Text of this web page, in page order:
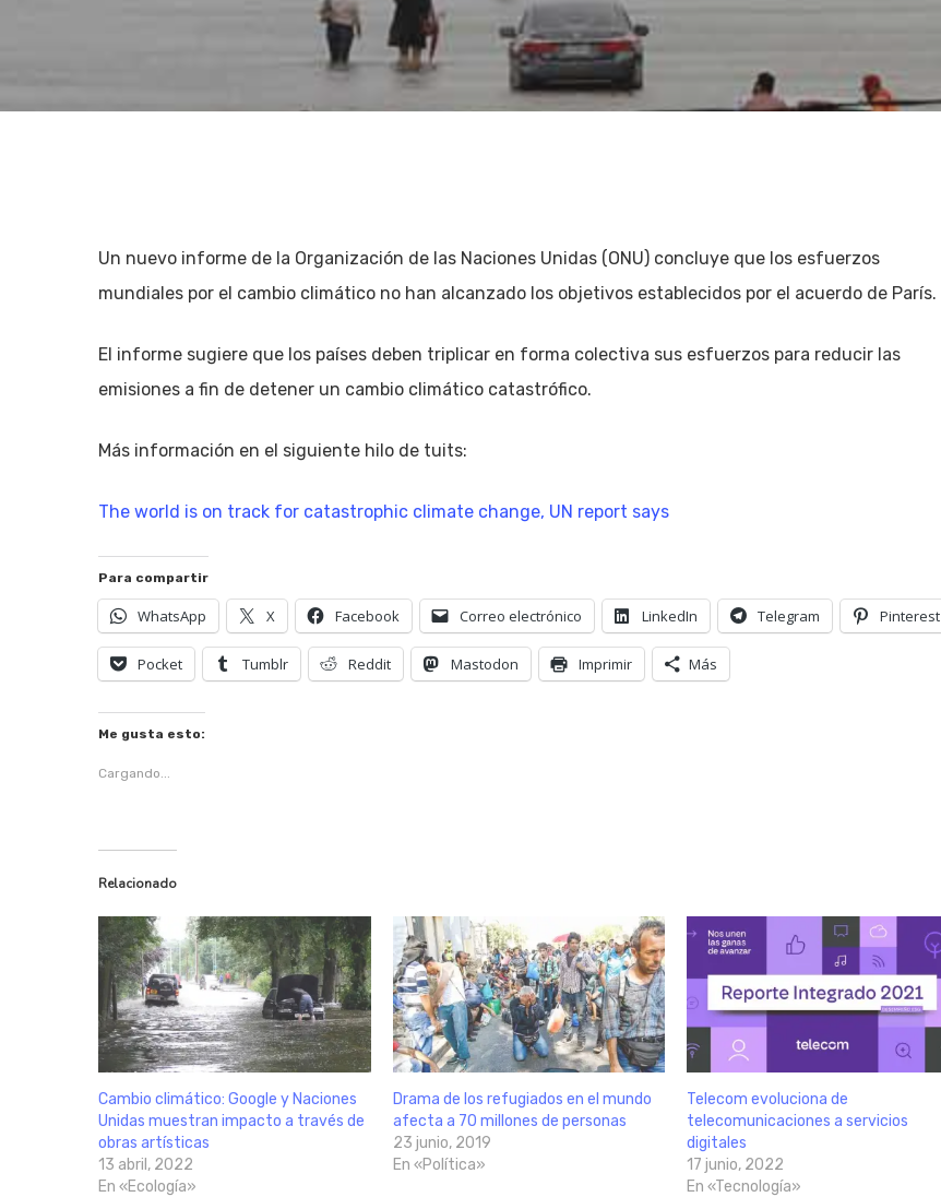
Un nuevo informe de la Organización de las Naciones Unidas (ONU) concluye que los esfuerzos
mundiales por el cambio climático no han alcanzado los objetivos establecidos por el acuerdo de París.
El informe sugiere que los países deben triplicar en forma colectiva sus esfuerzos para reducir las
emisiones a fin de detener un cambio climático catastrófico.
Más información en el siguiente hilo de tuits:
The world is on track for catastrophic climate change, UN report says
Para compartir
WhatsApp X Facebook Correo electrónico LinkedIn Telegram Pinterest
Pocket Tumblr Reddit Mastodon Imprimir Más
Me gusta esto:
Cargando...
Relacionado
Cambio climático: Google y Naciones
Unidas muestran impacto a través de
obras artísticas
13 abril, 2022
En «Ecología»
Drama de los refugiados en el mundo
afecta a 70 millones de personas
23 junio, 2019
En «Política»
Telecom evoluciona de
telecomunicaciones a servicios
digitales
17 junio, 2022
En «Tecnología»